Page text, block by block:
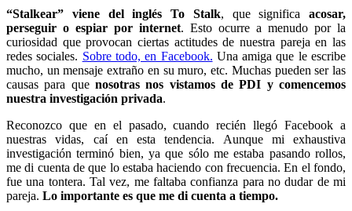
“Stalkear” viene del inglés To Stalk, que significa acosar,
perseguir o espiar por internet. Esto ocurre a menudo por la
curiosidad que provocan ciertas actitudes de nuestra pareja en las
redes sociales. Sobre todo, en Facebook. Una amiga que le escribe
mucho, un mensaje extraño en su muro, etc. Muchas pueden ser las
causas para que nosotras nos vistamos de PDI y comencemos
nuestra investigación privada.
Reconozco que en el pasado, cuando recién llegó Facebook a
nuestras vidas, caí en esta tendencia. Aunque mi exhaustiva
investigación terminó bien, ya que sólo me estaba pasando rollos,
me di cuenta de que lo estaba haciendo con frecuencia. En el fondo,
fue una tontera. Tal vez, me faltaba confianza para no dudar de mi
pareja. Lo importante es que me di cuenta a tiempo.